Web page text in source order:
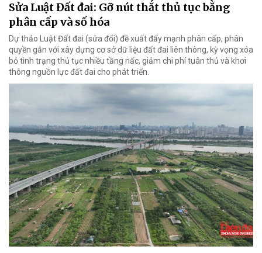
Sửa Luật Đất đai: Gỡ nút thắt thủ tục bằng
phân cấp và số hóa
Dự thảo Luật Đất đai (sửa đổi) đề xuất đẩy mạnh phân cấp, phân
quyền gắn với xây dựng cơ sở dữ liệu đất đai liên thông, kỳ vọng xóa
bỏ tình trạng thủ tục nhiều tầng nấc, giảm chi phí tuân thủ và khơi
thông nguồn lực đất đai cho phát triển.